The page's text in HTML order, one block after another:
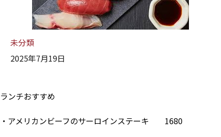
未分類
2025年7月19日
ランチおすすめ
・アメリカンビーフのサーロインステーキ 1680